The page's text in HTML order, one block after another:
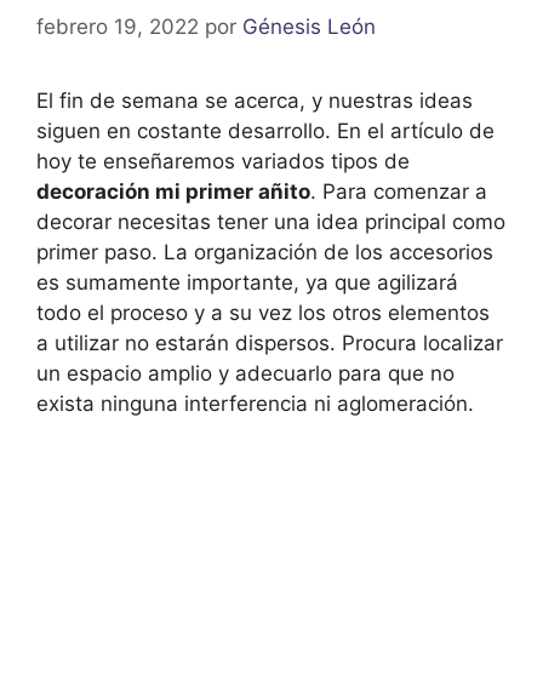
febrero 19, 2022 por Génesis León
El fin de semana se acerca, y nuestras ideas
siguen en costante desarrollo. En el artículo de
hoy te enseñaremos variados tipos de
decoración mi primer añito. Para comenzar a
decorar necesitas tener una idea principal como
primer paso. La organización de los accesorios
es sumamente importante, ya que agilizará
todo el proceso y a su vez los otros elementos
a utilizar no estarán dispersos. Procura localizar
un espacio amplio y adecuarlo para que no
exista ninguna interferencia ni aglomeración.